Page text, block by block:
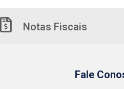
Notas Fiscais
Fale